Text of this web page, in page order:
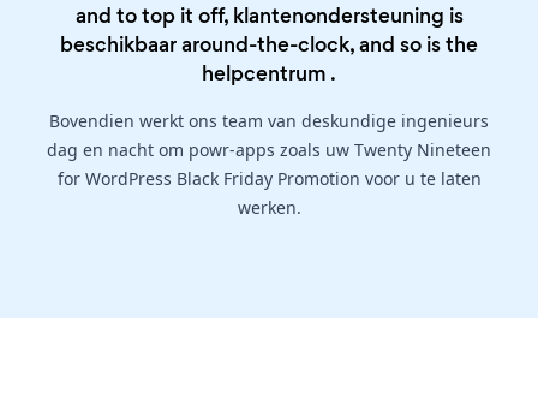
and to top it off, klantenondersteuning is
beschikbaar around-the-clock, and so is the
helpcentrum .
Bovendien werkt ons team van deskundige ingenieurs
dag en nacht om powr-apps zoals uw Twenty Nineteen
for WordPress Black Friday Promotion voor u te laten
werken.